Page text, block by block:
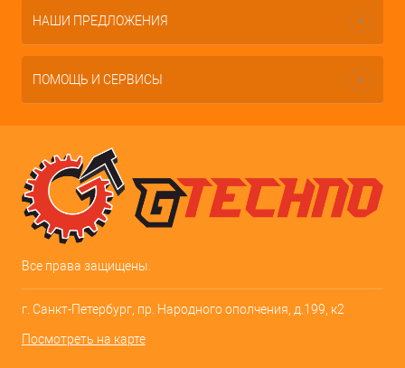
НАШИ ПРЕДЛОЖЕНИЯ
ПОМОЩЬ И СЕРВИСЫ
Все права защищены.
г. Санкт-Петербург, пр. Народного ополчения, д.199, к2
Посмотреть на карте